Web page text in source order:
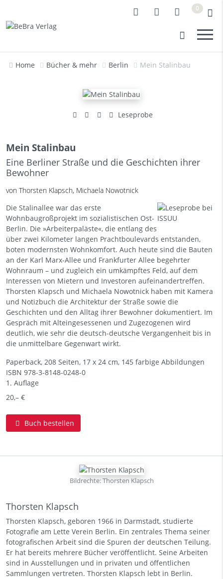
0
Home Bücher & mehr Berlin Mein Stalinbau
Leseprobe
Mein Stalinbau
Eine Berliner Straße und die Geschichten ihrer
Bewohner
von Thorsten Klapsch, Michaela Nowotnick
Die Stalinallee war das erste
Wohnbaugroßprojekt im sozialistischen Ost-
Berlin. Die »Arbeiterpaläste«, die entlang des
über zwei Kilometer langen Prachtboulevards entstanden,
boten modernsten Wohnkomfort. Auch heute sind die Bauten
an der Karl Marx-Allee und Frankfurter Allee begehrter
Wohnraum – und zugleich ein umkämpftes Feld, auf dem
Interessen von Mietern und Investoren aufeinandertreffen.
Thorsten Klapsch und Michaela Nowotnick haben mit Kamera
und Notizbuch die Architektur der Straße sowie die
Geschichten und den Alltag ihrer Bewohner dokumentiert. Im
Gespräch mit Alteingesessenen und Zugezogenen wird
deutlich, wie sehr die deutsch-deutsche Vergangenheit bis in
die unmittelbare Gegenwart wirkt.
Paperback, 208 Seiten, 17 x 24 cm, 145 farbige Abbildungen
ISBN 978-3-8148-0248-0
1. Auflage
20,– €
Buch bestellen
Bildrechte: Thorsten Klapsch
Thorsten Klapsch
Thorsten Klapsch, geboren 1966 in Darmstadt, studierte
Fotografie am Lette Verein Berlin. Ein zentrales Thema seiner
fotografischen Arbeit sind die Spuren der deutschen Teilung.
Er hat bereits mehrere Bücher veröffentlicht. Seine Arbeiten
sind in Ausstellungen und in privaten und öffentlichen
Sammlungen vertreten. Thorsten Klapsch lebt in Berlin.